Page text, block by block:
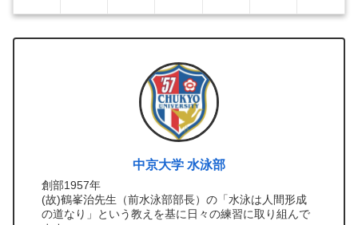
中京大学 水泳部
創部1957年
(故)鶴峯治先生（前水泳部部長）の「水泳は人間形成
の道なり」という教えを基に日々の練習に取り組んで